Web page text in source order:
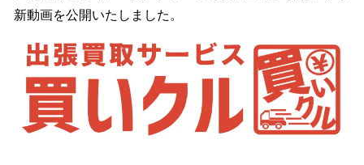
込
み
中
で
す
新動画を公開いたしました。